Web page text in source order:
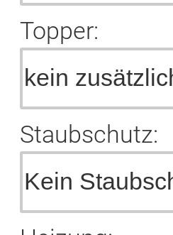
Topper:
Staubschutz: